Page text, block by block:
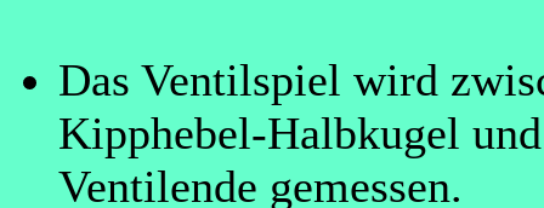
Das Ventilspiel wird
Kipphebel-Halbkugel
Ventilende gemessen.